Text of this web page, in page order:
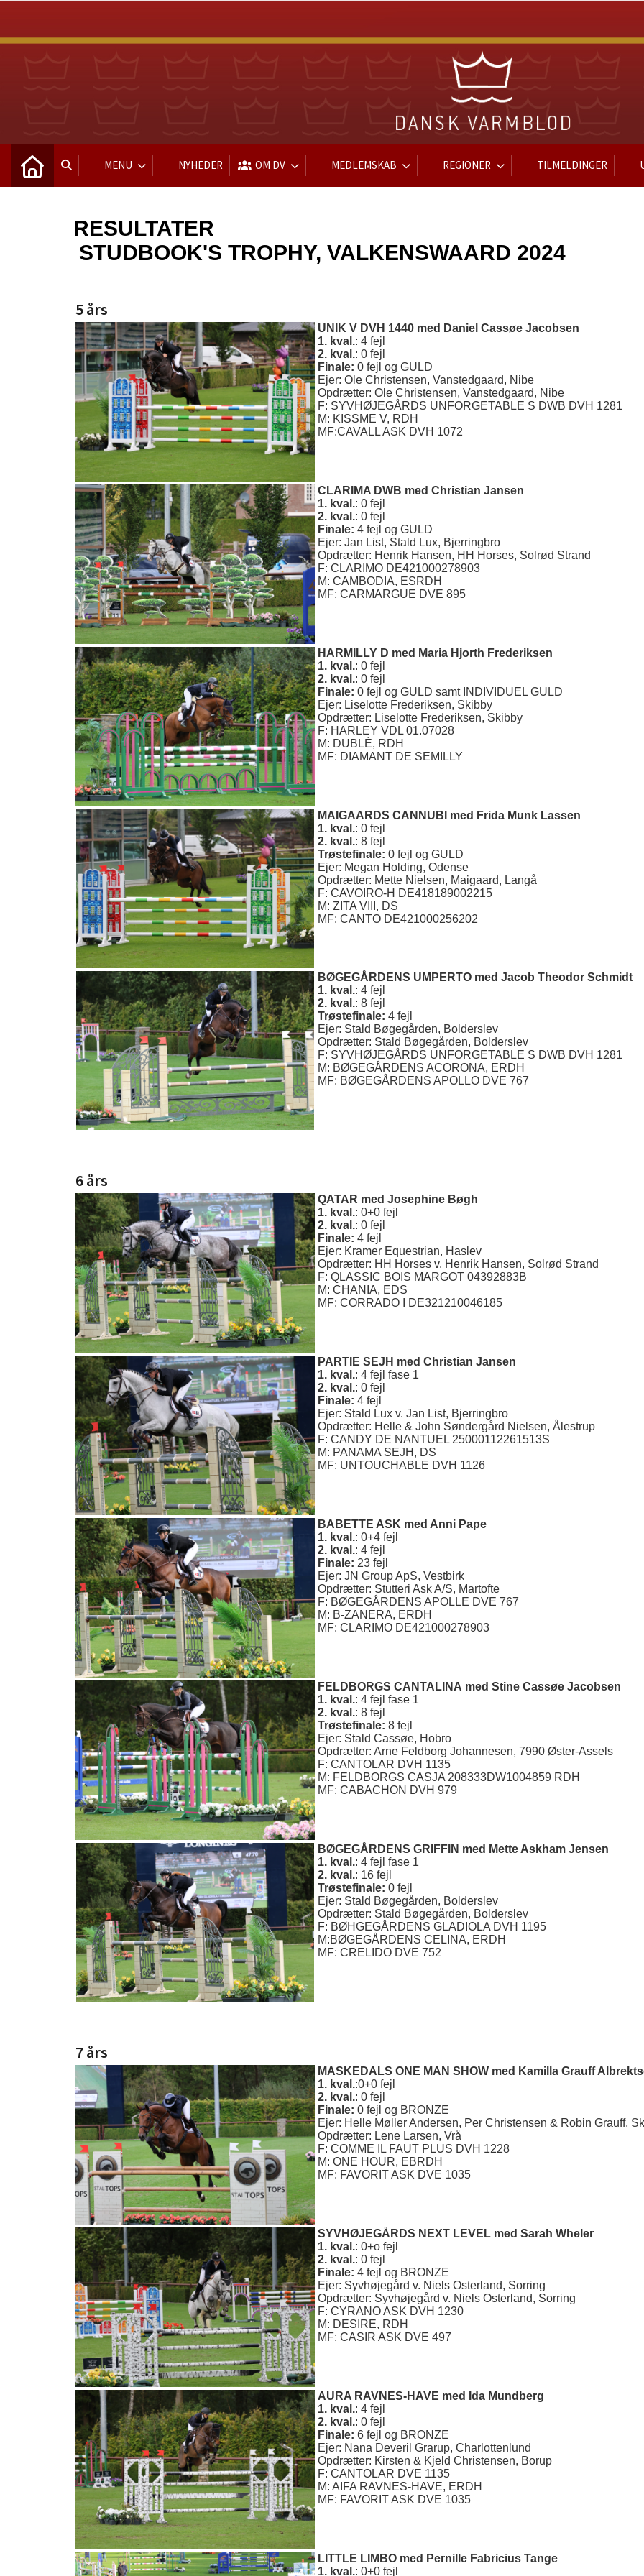
MENU NYHEDER OM DV MEDLEMSKAB REGIONER TILMELDINGER
RESULTATER
STUDBOOK'S TROPHY, VALKENSWAARD 2024
5 års
UNIK V DVH 1440 med Daniel Cassøe Jacobsen
1. kval.: 4 fejl
2. kval.: 0 fejl
Finale: 0 fejl og GULD
Ejer: Ole Christensen, Vanstedgaard, Nibe
Opdrætter: Ole Christensen, Vanstedgaard, Nibe
F: SYVHØJEGÅRDS UNFORGETABLE S DWB DVH 1281
M: KISSME V, RDH
MF:CAVALL ASK DVH 1072
CLARIMA DWB med Christian Jansen
1. kval.: 0 fejl
2. kval.: 0 fejl
Finale: 4 fejl og GULD
Ejer: Jan List, Stald Lux, Bjerringbro
Opdrætter: Henrik Hansen, HH Horses, Solrød Strand
F: CLARIMO DE421000278903
M: CAMBODIA, ESRDH
MF: CARMARGUE DVE 895
HARMILLY D med Maria Hjorth Frederiksen
1. kval.: 0 fejl
2. kval.: 0 fejl
Finale: 0 fejl og GULD samt INDIVIDUEL GULD
Ejer: Liselotte Frederiksen, Skibby
Opdrætter: Liselotte Frederiksen, Skibby
F: HARLEY VDL 01.07028
M: DUBLÉ, RDH
MF: DIAMANT DE SEMILLY
MAIGAARDS CANNUBI med Frida Munk Lassen
1. kval.: 0 fejl
2. kval.: 8 fejl
Trøstefinale: 0 fejl og GULD
Ejer: Megan Holding, Odense
Opdrætter: Mette Nielsen, Maigaard, Langå
F: CAVOIRO-H DE418189002215
M: ZITA VIII, DS
MF: CANTO DE421000256202
BØGEGÅRDENS UMPERTO med Jacob Theodor Schmidt
1. kval.: 4 fejl
2. kval.: 8 fejl
Trøstefinale: 4 fejl
Ejer: Stald Bøgegården, Bolderslev
Opdrætter: Stald Bøgegården, Bolderslev
F: SYVHØJEGÅRDS UNFORGETABLE S DWB DVH 1281
M: BØGEGÅRDENS ACORONA, ERDH
MF: BØGEGÅRDENS APOLLO DVE 767
6 års
QATAR med Josephine Bøgh
1. kval.: 0+0 fejl
2. kval.: 0 fejl
Finale: 4 fejl
Ejer: Kramer Equestrian, Haslev
Opdrætter: HH Horses v. Henrik Hansen, Solrød Strand
F: QLASSIC BOIS MARGOT 04392883B
M: CHANIA, EDS
MF: CORRADO I DE321210046185
PARTIE SEJH med Christian Jansen
1. kval.: 4 fejl fase 1
2. kval.: 0 fejl
Finale: 4 fejl
Ejer: Stald Lux v. Jan List, Bjerringbro
Opdrætter: Helle & John Søndergård Nielsen, Ålestrup
F: CANDY DE NANTUEL 25000112261513S
M: PANAMA SEJH, DS
MF: UNTOUCHABLE DVH 1126
BABETTE ASK med Anni Pape
1. kval.: 0+4 fejl
2. kval.: 4 fejl
Finale: 23 fejl
Ejer: JN Group ApS, Vestbirk
Opdrætter: Stutteri Ask A/S, Martofte
F: BØGEGÅRDENS APOLLE DVE 767
M: B-ZANERA, ERDH
MF: CLARIMO DE421000278903
FELDBORGS CANTALINA med Stine Cassøe Jacobsen
1. kval.: 4 fejl fase 1
2. kval.: 8 fejl
Trøstefinale: 8 fejl
Ejer: Stald Cassøe, Hobro
Opdrætter: Arne Feldborg Johannesen, 7990 Øster-Assels
F: CANTOLAR DVH 1135
M: FELDBORGS CASJA 208333DW1004859 RDH
MF: CABACHON DVH 979
BØGEGÅRDENS GRIFFIN med Mette Askham Jensen
1. kval.: 4 fejl fase 1
2. kval.: 16 fejl
Trøstefinale: 0 fejl
Ejer: Stald Bøgegården, Bolderslev
Opdrætter: Stald Bøgegården, Bolderslev
F: BØHGEGÅRDENS GLADIOLA DVH 1195
M:BØGEGÅRDENS CELINA, ERDH
MF: CRELIDO DVE 752
7 års
MASKEDALS ONE MAN SHOW med Kamilla Grauff
1. kval.:0+0 fejl
2. kval.: 0 fejl
Finale: 0 fejl og BRONZE
Ejer: Helle Møller Andersen, Per Christensen & Robin Grauff,
Opdrætter: Lene Larsen, Vrå
F: COMME IL FAUT PLUS DVH 1228
M: ONE HOUR, EBRDH
MF: FAVORIT ASK DVE 1035
SYVHØJEGÅRDS NEXT LEVEL med Sarah Wheler
1. kval.: 0+o fejl
2. kval.: 0 fejl
Finale: 4 fejl og BRONZE
Ejer: Syvhøjegård v. Niels Osterland, Sorring
Opdrætter: Syvhøjegård v. Niels Osterland, Sorring
F: CYRANO ASK DVH 1230
M: DESIRE, RDH
MF: CASIR ASK DVE 497
AURA RAVNES-HAVE med Ida Mundberg
1. kval.: 4 fejl
2. kval.: 0 fejl
Finale: 6 fejl og BRONZE
Ejer: Nana Deveril Grarup, Charlottenlund
Opdrætter: Kirsten & Kjeld Christensen, Borup
F: CANTOLAR DVE 1135
M: AIFA RAVNES-HAVE, ERDH
MF: FAVORIT ASK DVE 1035
LITTLE LIMBO med Pernille Fabricius Tange
1. kval.: 0+0 fejl